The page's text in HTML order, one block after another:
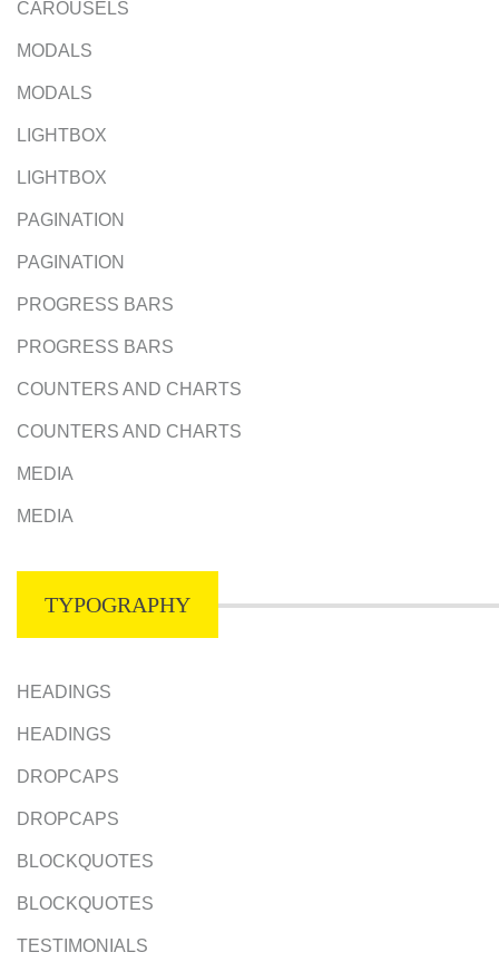
CAROUSELS
MODALS
MODALS
LIGHTBOX
LIGHTBOX
PAGINATION
PAGINATION
PROGRESS BARS
PROGRESS BARS
COUNTERS AND CHARTS
COUNTERS AND CHARTS
MEDIA
MEDIA
TYPOGRAPHY
HEADINGS
HEADINGS
DROPCAPS
DROPCAPS
BLOCKQUOTES
BLOCKQUOTES
TESTIMONIALS